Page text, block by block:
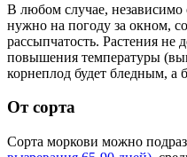
В любом случае, независимо
нужно на погоду за окном,
рассыпчатость. Растения не
повышения температуры
корнеплод будет бледным, а
От сорта
Сорта моркови можно